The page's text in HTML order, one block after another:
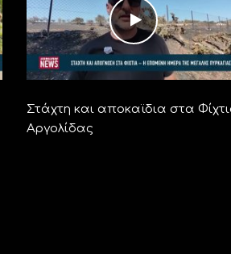
Στάχτη και αποκαϊδια στα
Αργολίδας